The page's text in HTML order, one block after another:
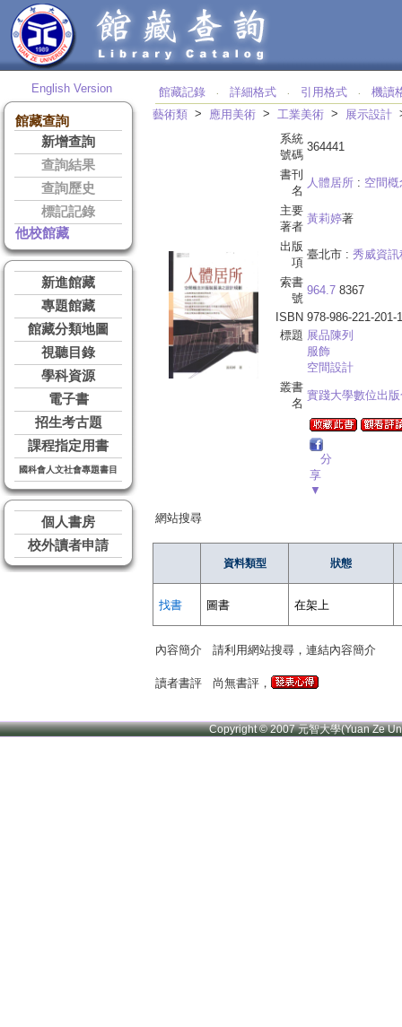
English Version
館藏查詢
新增查詢
查詢結果
查詢歷史
標記記錄
他校館藏
新進館藏
專題館藏
館藏分類地圖
視聽目錄
學科資源
電子書
招生考古題
課程指定用書
國科會人文社會專題書目
個人書房
校外讀者申請
館藏記錄 ‧ 詳細格式 ‧ 引用格式 ‧
機讀
藝術類 > 應用美術 > 工業美術 > 展示設計
系統
號碼
364441
書刊
名
人體居所 : 空間
主要
著者
黃莉婷著
出版
項
臺北市 : 秀威資訊
索書
號
964.7 8367
ISBN 978-986-221-201-1
標題 展品陳列
服飾
空間設計
叢書
名
實踐大學數位出
分
享
▼
網站搜尋
資料類型 狀態
找書 圖書 在架上
內容簡介 請利用網站搜尋，連結內容簡介
讀者書評 尚無書評，
Copyright © 2007 元智大學(Yuan Ze